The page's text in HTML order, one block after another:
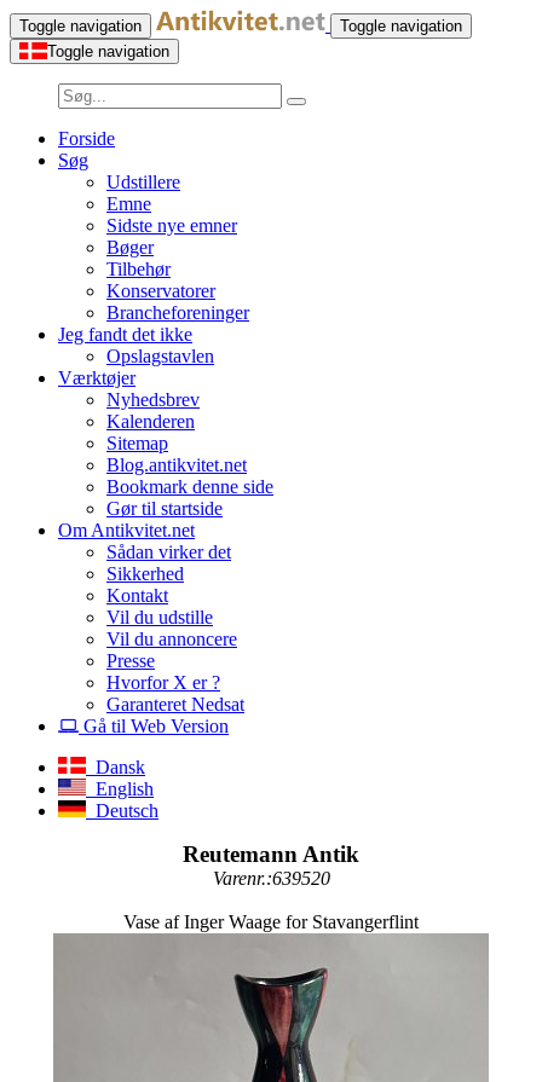
Toggle navigation
Toggle navigation
Toggle navigation
Forside
Søg
Udstillere
Emne
Sidste nye emner
Bøger
Tilbehør
Konservatorer
Brancheforeninger
Jeg fandt det ikke
Opslagstavlen
Værktøjer
Nyhedsbrev
Kalenderen
Sitemap
Blog.antikvitet.net
Bookmark denne side
Gør til startside
Om Antikvitet.net
Sådan virker det
Sikkerhed
Kontakt
Vil du udstille
Vil du annoncere
Presse
Hvorfor X er ?
Garanteret Nedsat
Gå til Web Version
Dansk
English
Deutsch
Reutemann Antik
Varenr.:639520
Vase af Inger Waage for Stavangerflint